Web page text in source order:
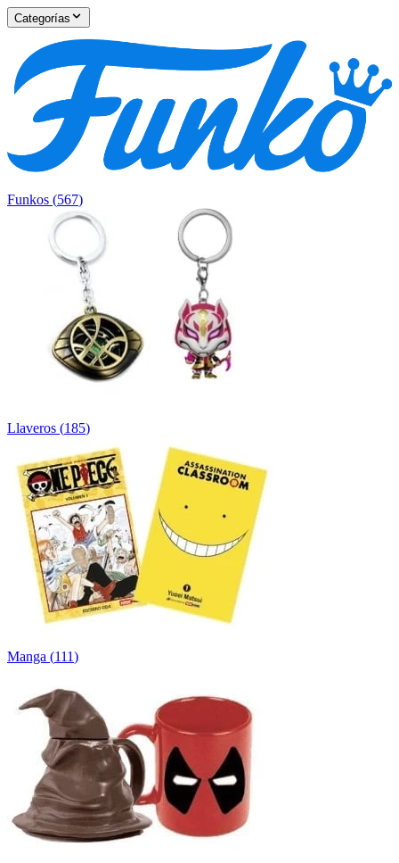
Categorías
Funkos (567)
Llaveros (185)
Manga (111)